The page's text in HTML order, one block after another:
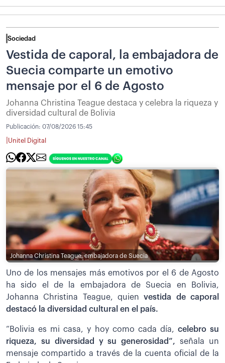
Sociedad
Vestida de caporal, la embajadora de
Suecia comparte un emotivo
mensaje por el 6 de Agosto
Johanna Christina Teague destaca y celebra la riqueza y
diversidad cultural de Bolivia
Publicación: 07/08/2026 15:45
Unitel Digital
Johanna Christina Teague, embajadora de Suecia
Uno de los mensajes más emotivos por el 6 de Agosto
ha sido el de la embajadora de Suecia en Bolivia,
Johanna Christina Teague, quienvestida de caporal
destacó la diversidad cultural en el país.
“Bolivia es mi casa, y hoy como cada día, celebro su
riqueza, su diversidad y su generosidad”,señala un
mensaje compartido a través de la cuenta oficial de la